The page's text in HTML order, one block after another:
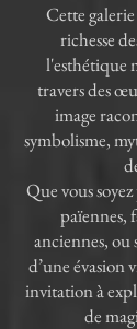
Cette
richesse
l'esthétique
travers des
image
symbolisme,
Que vous
païennes,
anciennes, ou
d’une évasion
invitation à
de